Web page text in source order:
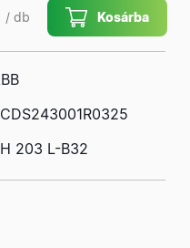
/ db Kosárba
203 L-B32